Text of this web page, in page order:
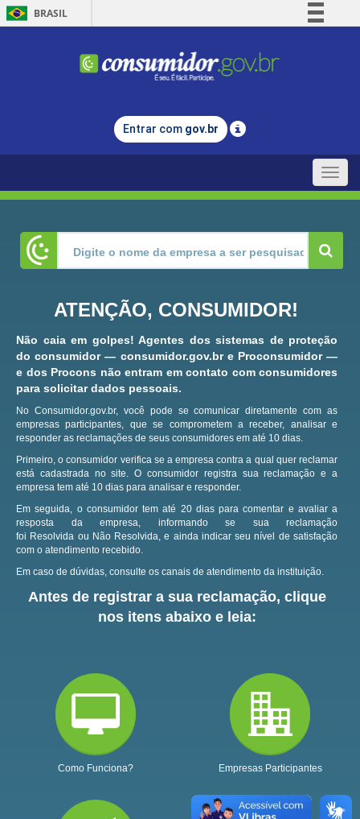
BRASIL
Comunica BR
Legislação
Entrar com gov.br
Toggle
ATENÇÃO, CONSUMIDOR!
Não caia em golpes! Agentes dos sistemas de proteção
do consumidor — consumidor.gov.br e Proconsumidor —
e dos Procons não entram em contato com consumidores
para solicitar dados pessoais.
No Consumidor.gov.br, você pode se comunicar diretamente com as
empresas participantes, que se comprometem a receber, analisar e
responder as reclamações de seus consumidores em até 10 dias.
Primeiro, o consumidor verifica se a empresa contra a qual quer reclamar
está cadastrada no site.O consumidor registra sua reclamação e a
empresa tem até 10 dias para analisar e responder.
Em seguida, o consumidor tem até 20 dias para comentar e avaliar a
resposta da empresa, informando se sua reclamação
foi Resolvida ou Não Resolvida, e ainda indicar seu nível de satisfação
com o atendimento recebido.
Em caso de dúvidas, consulte os canais de atendimento da instituição.
Antes de registrar a sua reclamação, clique
nos itens abaixo e leia:
Como Funciona? Empresas Participantes